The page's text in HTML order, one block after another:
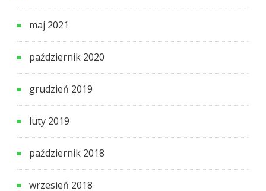
maj 2021
październik 2020
grudzień 2019
luty 2019
październik 2018
wrzesień 2018